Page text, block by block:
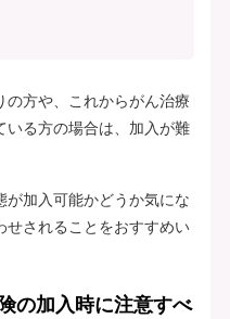
方や、これからがん治療
いる方の場合は、加入が難
加入可能かどうか気にな
せされることをおすすめい
の加入時に注意すべ